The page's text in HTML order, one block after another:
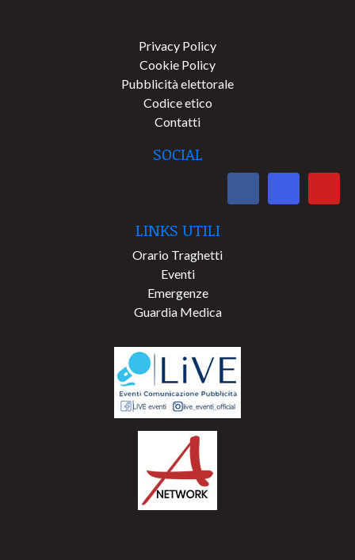
Privacy Policy
Cookie Policy
Pubblicità elettorale
Codice etico
Contatti
SOCIAL
LINKS UTILI
Orario Traghetti
Eventi
Emergenze
Guardia Medica